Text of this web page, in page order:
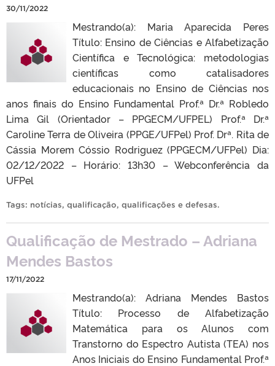
30/11/2022
Mestrando(a): Maria Aparecida Peres
Título: Ensino de Ciências e Alfabetização
Científica e Tecnológica: metodologias
científicas como catalisadores
educacionais no Ensino de Ciências nos
anos finais do Ensino Fundamental Prof.ª Dr.ª Robledo
Lima Gil (Orientador – PPGECM/UFPEL) Prof.ª Dr.ª
Caroline Terra de Oliveira (PPGE/UFPel) Prof. Drª. Rita de
Cássia Morem Cóssio Rodriguez (PPGECM/UFPel) Dia:
02/12/2022 – Horário: 13h30 – Webconferência da
UFPel
Tags: notícias, qualificação, qualificações e defesas.
Qualificação de Mestrado – Adriana
Mendes Bastos
17/11/2022
Mestrando(a): Adriana Mendes Bastos
Título: Processo de Alfabetização
Matemática para os Alunos com
Transtorno do Espectro Autista (TEA) nos
Anos Iniciais do Ensino Fundamental Prof.ª